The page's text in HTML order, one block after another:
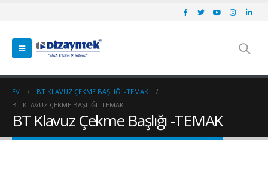
EV
BT KLAVUZ ÇEKME BAŞLIĞI -TEMAK
BT KLAVUZ ÇEKME BAŞLIĞI -TEMAK
BT Klavuz Çekme Başlığı -TEMAK